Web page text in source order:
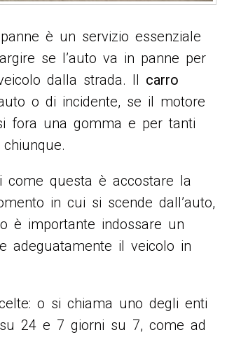
è un servizio essenziale
se l’auto va in panne per
dalla strada. Il carro
o di incidente, se il motore
fora una gomma e per tanti
come questa è accostare la
in cui si scende dall’auto,
è importante indossare un
adeguatamente il veicolo in
o si chiama uno degli enti
24 e 7 giorni su 7, come ad